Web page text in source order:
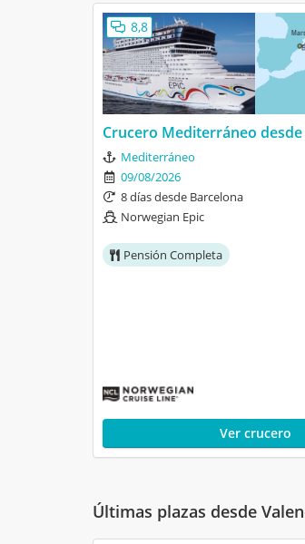
8,8
Crucero Mediterráneo desde
Mediterráneo
09/08/2026
8 días desde Barcelona
Norwegian Epic
Pensión Completa
Ver crucero
Últimas plazas desde